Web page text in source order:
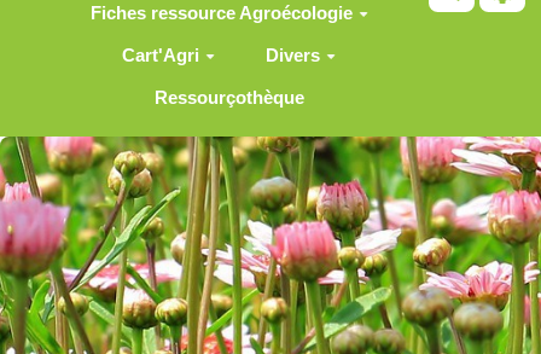
Fiches ressource Agroécologie
Cart'Agri Divers
Ressourçothèque